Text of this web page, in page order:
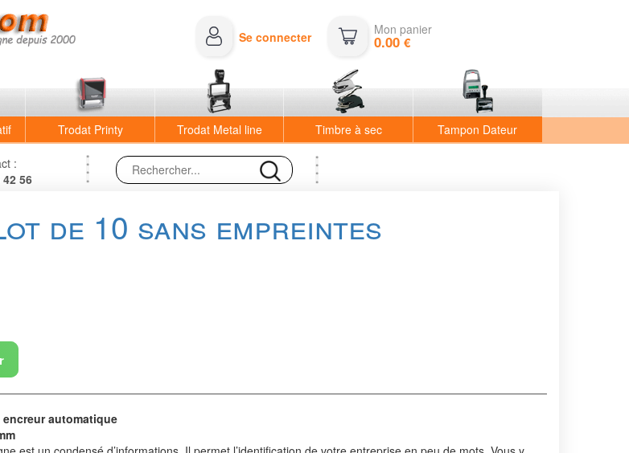
Se connecter Mon panier
0.00€
Trodat Printy Trodat Metal line Timbre à sec Tampon Dateur
:
42 56
de 10 sans empreintes
encreur automatique